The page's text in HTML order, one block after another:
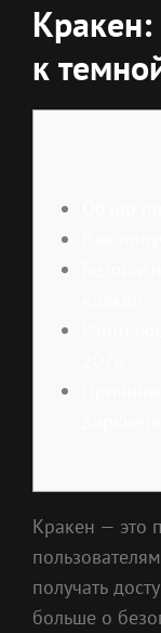
Кракен:
к
Кракен — это
получать
больше о